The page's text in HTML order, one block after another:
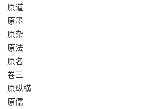
原道
原墨
原杂
原法
原名
卷三
原纵横
原儒